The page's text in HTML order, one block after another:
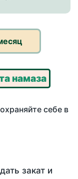
намаза
себе в
закат и